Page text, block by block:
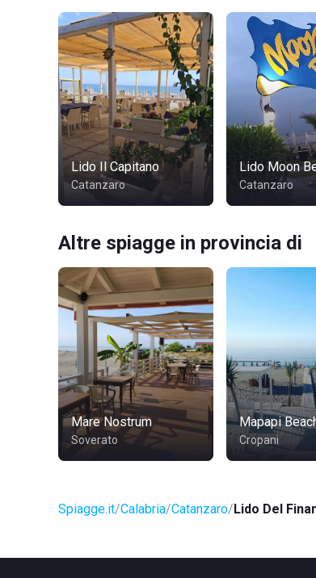
Lido Il Capitano
Catanzaro
Lido Moon
Catanzaro
Altre spiagge in provincia di
Mare Nostrum
Soverato
Mapapi
Cropani
Spiagge.it Calabria Catanzaro Lido Del